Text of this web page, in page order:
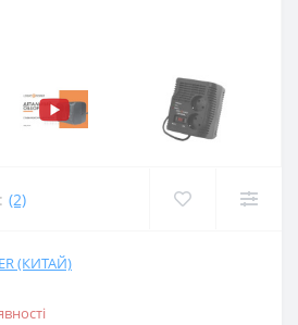
(2)
(КИТАЙ)